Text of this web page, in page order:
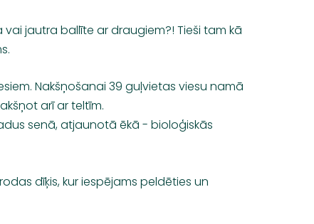
vai jautra ballīte ar draugiem?! Tieši tam kā
Nakšņošanai 39 guļvietas viesu namā
arī ar teltīm.
senā, atjaunotā ēkā - bioloģiskās
dīķis, kur iespējams peldēties un